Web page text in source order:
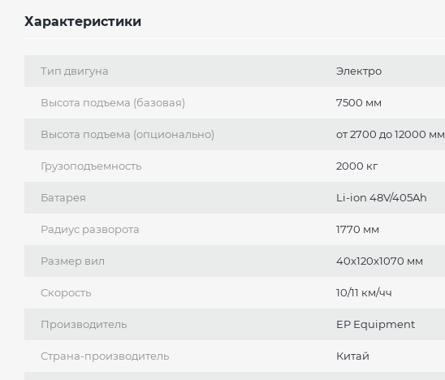
Характеристики
Тип двигуна Электро
Высота подъема (базовая) 7500 мм
Высота подъема (опционально) от 2700 до 12000 мм
Грузоподъемность 2000 кг
Батарея Li-ion 48V/405Ah
Радиус разворота 1770 мм
Размер вил 40х120х1070 мм
Скорость 10/11 км/чч
Производитель EP Еquipment
Страна-производитель Китай